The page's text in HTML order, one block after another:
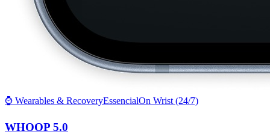
⌚ Wearables & RecoveryEssencialOn Wrist (24/7)
WHOOP 5.0